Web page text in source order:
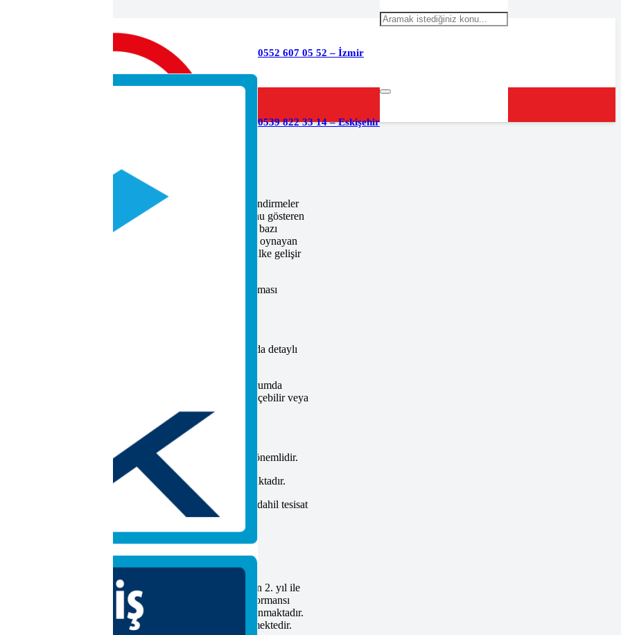
0552 607 05 52 – İzmir
0539 822 33 14 – Eskişehir
Nereden Alınır
bilgi almak için doğru yerdesiniz.
MYK’nın ulusal yeterlilikte tanımlanan ölçme ve değerlendirmeler
istediği meslekte bilgi beceri ve yeterlilik sahip olduğunu gösteren
sahip olduğunu gösteren resmi bir belgedir. Bu belgenin bazı
işsizliği azaltmaktadır. İstihdamı arttırma da büyük rol oynayan
yaşam standartlarını artırır. Yaşam Standarttı arttan ülke gelişir
bir iş daha ekleyerek birçok dalda bilgi ve becerisinin olması
olmaktadır.
sorularınızı bizlere yöneltebilirsiniz. Konu hakkında detaylı
yeteneğini bir belgeyle kanıtlamak zorundadır. Bu durumda
Daha fazla bilgi almak için bizimle iletişime geçebilir veya
belgelendirmeye ihtiyaç duymaktadır.
sınavlarda yetenek ve bilgi haricinde bilgi kısmı da çok önemlidir.
bir süreç doğrultusunda belgeyi almaya hak kazanmaktadır.
kalite önlemlerini alarak, iş organizasyon yapan, hazırlık dahil tesisat
mesleki gelişim faaliyetlerini yürüten nitelikli bireydir.
gereken nitelikleri, bilgi beceri ve yetkinliklerdir.
olanak vermek, referans ve kaynaktır.
Adayın performansı belge aldığı tarihten itibaren 2. yıl ile
ile değerlendirilmeye alınır. Gözetim sonucu performansı
yapılamayan belge sahiplerinin belgeleri askıya alınmaktadır.
geçerliliği geçerlilik süresi sonuna kadar devam etmektedir.